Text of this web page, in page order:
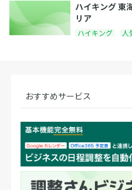
ハイキング 東
リア
ハイキング 人
おすすめサービス